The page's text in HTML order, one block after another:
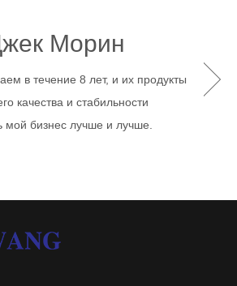
Морин
в течение 8 лет, и их продукты
качества и стабильности
мой бизнес лучше и лучше.
Они